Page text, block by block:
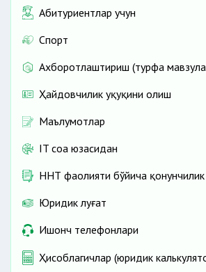
Абитуриентлар учун
Спорт
Ахборотлаштириш (турфа
Ҳайдовчилик ҳуқуқини олиш
Маълумотлар
IT соҳа юзасидан
ННТ фаолияти бўйича
Юридик луғат
Ишонч телефонлари
Ҳисоблагичлар (юридик